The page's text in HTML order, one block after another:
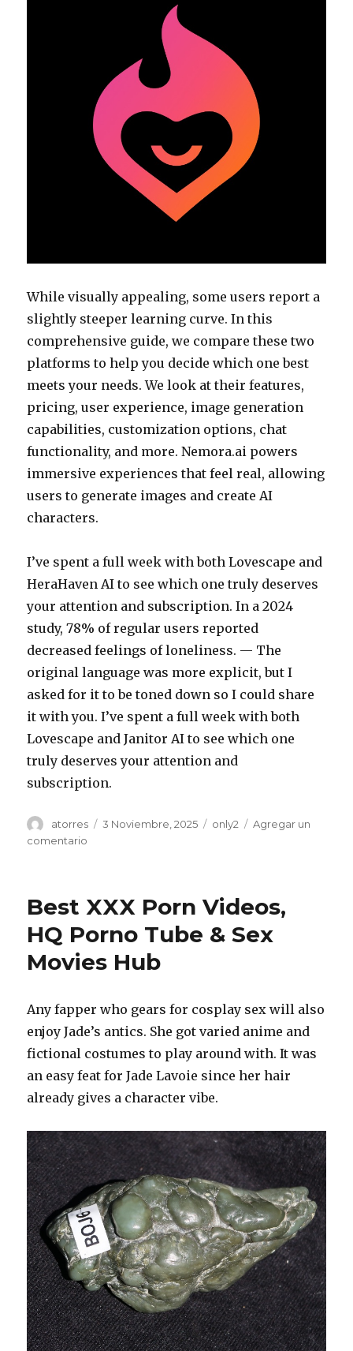
While visually appealing, some users report a
slightly steeper learning curve. In this
comprehensive guide, we compare these two
platforms to help you decide which one best
meets your needs. We look at their features,
pricing, user experience, image generation
capabilities, customization options, chat
functionality, and more. Nemora.ai powers
immersive experiences that feel real, allowing
users to generate images and create AI
characters.
I’ve spent a full week with both Lovescape and
HeraHaven AI to see which one truly deserves
your attention and subscription. In a 2024
study, 78% of regular users reported
decreased feelings of loneliness. — The
original language was more explicit, but I
asked for it to be toned down so I could share
it with you. I’ve spent a full week with both
Lovescape and Janitor AI to see which one
truly deserves your attention and
subscription.
Autor
atorres
Publicado
3 Noviembre, 2025 Categorías
only2
Agregar un
comentario
With
in
2025:
The
Evolution
Emotional
AI
Companions
Best XXX Porn Videos,
HQ Porno Tube & Sex
Movies Hub
Any fapper who gears for cosplay sex will also
enjoy Jade’s antics. She got varied anime and
fictional costumes to play around with. It was
an easy feat for Jade Lavoie since her hair
already gives a character vibe.